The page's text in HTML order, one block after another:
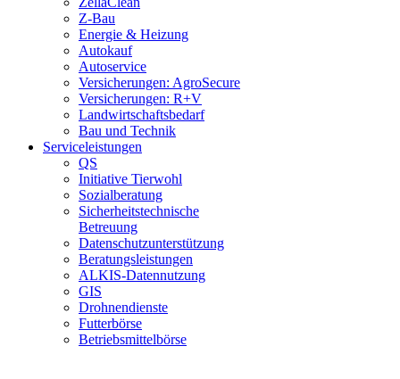
Z-Bau
Energie & Heizung
Autokauf
Autoservice
Versicherungen: AgroSecure
Versicherungen: R+V
Landwirtschaftsbedarf
Bau und Technik
Service­­leistungen
QS
Initiative Tierwohl
Sozialberatung
Sicherheitstechnische
Betreuung
Datenschutzunterstützung
Beratungsleistungen
ALKIS-Datennutzung
GIS
Drohnendienste
Futterbörse
Betriebsmittelbörse